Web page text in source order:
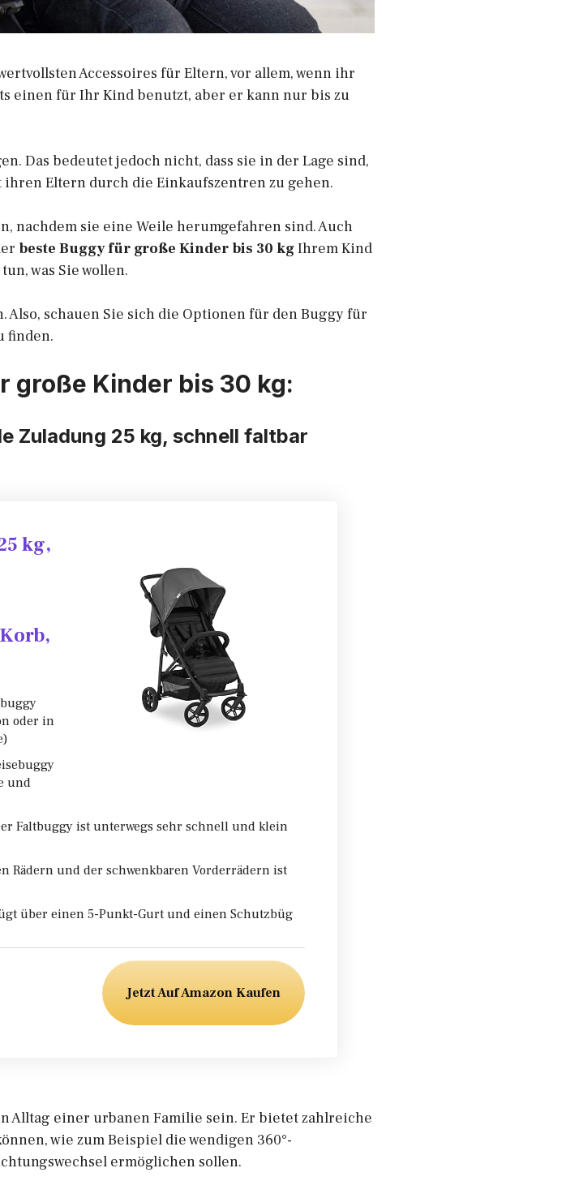
Accessoires für Eltern, vor allem, wenn ihr
einen für Ihr Kind benutzt, aber er kann nur bis zu
Das bedeutet jedoch nicht, dass sie in der Lage sind,
Eltern durch die Einkaufszentren zu gehen.
nachdem sie eine Weile herumgefahren sind. Auch
beste Buggy für große Kinder bis 30 kgIhrem Kind
was Sie wollen.
schauen Sie sich die Optionen für den Buggy für
finden.
große Kinder bis 30 kg:
Zuladung 25 kg, schnell faltbar
kg,
oder in
und
Faltbuggy ist unterwegs sehr schnell und klein
Rädern und der schwenkbaren Vorderrädern ist
über einen 5-Punkt-Gurt und einen Schutzbüg
Jetzt Auf Amazon Kaufen
Alltag einer urbanen Familie sein. Er bietet zahlreiche
wie zum Beispiel die wendigen 360°-
ermöglichen sollen.